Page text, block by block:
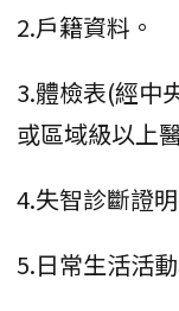
2.戶籍資料。
3.體檢表(經中
或區域級以上
4.失智診斷證明
5.日常生活活